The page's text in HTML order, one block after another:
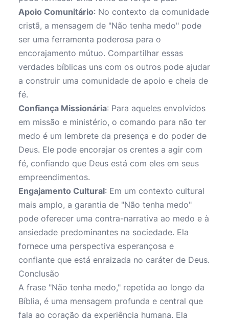
Apoio Comunitário: No contexto da comunidade
cristã, a mensagem de "Não tenha medo" pode
ser uma ferramenta poderosa para o
encorajamento mútuo. Compartilhar essas
verdades bíblicas uns com os outros pode ajudar
a construir uma comunidade de apoio e cheia de
fé.
Confiança Missionária: Para aqueles envolvidos
em missão e ministério, o comando para não ter
medo é um lembrete da presença e do poder de
Deus. Ele pode encorajar os crentes a agir com
fé, confiando que Deus está com eles em seus
empreendimentos.
Engajamento Cultural: Em um contexto cultural
mais amplo, a garantia de "Não tenha medo"
pode oferecer uma contra-narrativa ao medo e à
ansiedade predominantes na sociedade. Ela
fornece uma perspectiva esperançosa e
confiante que está enraizada no caráter de Deus.
Conclusão
A frase "Não tenha medo," repetida ao longo da
Bíblia, é uma mensagem profunda e central que
fala ao coração da experiência humana. Ela